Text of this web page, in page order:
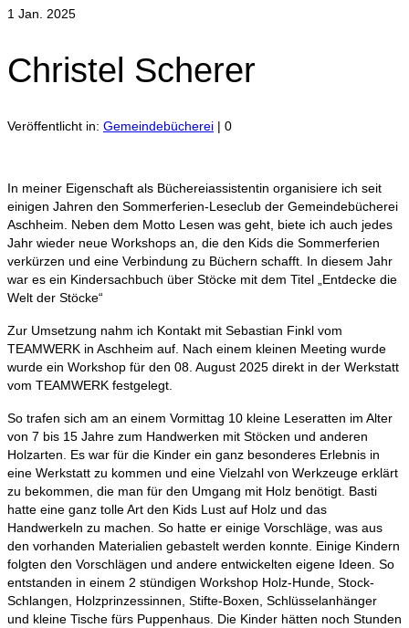
1 Jan. 2025
Christel Scherer
Veröffentlicht in: Gemeindebücherei | 0
In meiner Eigenschaft als Büchereiassistentin organisiere ich seit
einigen Jahren den Sommerferien-Leseclub der Gemeindebücherei
Aschheim. Neben dem Motto Lesen was geht, biete ich auch jedes
Jahr wieder neue Workshops an, die den Kids die Sommerferien
verkürzen und eine Verbindung zu Büchern schafft. In diesem Jahr
war es ein Kindersachbuch über Stöcke mit dem Titel „Entdecke die
Welt der Stöcke“
Zur Umsetzung nahm ich Kontakt mit Sebastian Finkl vom
TEAMWERK in Aschheim auf. Nach einem kleinen Meeting wurde
wurde ein Workshop für den 08. August 2025 direkt in der Werkstatt
vom TEAMWERK festgelegt.
So trafen sich am an einem Vormittag 10 kleine Leseratten im Alter
von 7 bis 15 Jahre zum Handwerken mit Stöcken und anderen
Holzarten. Es war für die Kinder ein ganz besonderes Erlebnis in
eine Werkstatt zu kommen und eine Vielzahl von Werkzeuge erklärt
zu bekommen, die man für den Umgang mit Holz benötigt. Basti
hatte eine ganz tolle Art den Kids Lust auf Holz und das
Handwerkeln zu machen. So hatte er einige Vorschläge, was aus
den vorhanden Materialien gebastelt werden konnte. Einige Kindern
folgten den Vorschlägen und andere entwickelten eigene Ideen. So
entstanden in einem 2 stündigen Workshop Holz-Hunde, Stock-
Schlangen, Holzprinzessinnen, Stifte-Boxen, Schlüsselanhänger
und kleine Tische fürs Puppenhaus. Die Kinder hätten noch Stunden